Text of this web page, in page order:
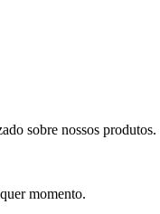
sobre nossos produtos.
momento.